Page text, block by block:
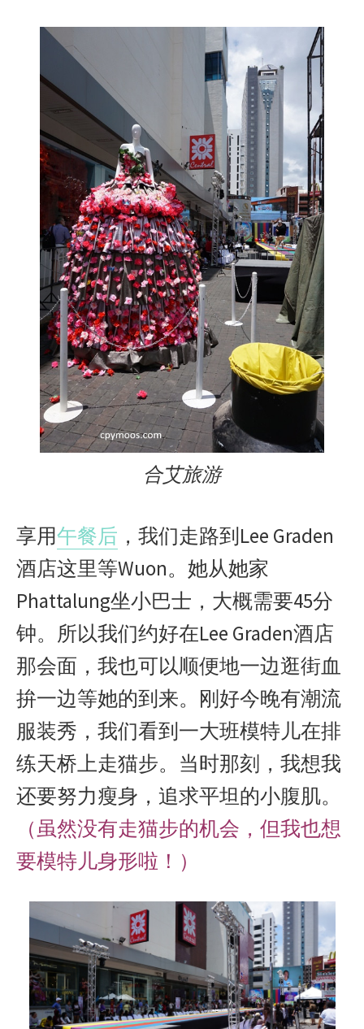
合艾旅游
享用午餐后 ，我们走路到Lee Graden
酒店这里等Wuon。她从她家
Phattalung坐小巴士，大概需要45分
钟。所以我们约好在Lee Graden酒店
那会面，我也可以顺便地一边逛街血
拚一边等她的到来。刚好今晚有潮流
服装秀，我们看到一大班模特儿在排
练天桥上走猫步。当时那刻，我想我
还要努力瘦身，追求平坦的小腹肌。
（虽然没有走猫步的机会，但我也想
要模特儿身形啦！）